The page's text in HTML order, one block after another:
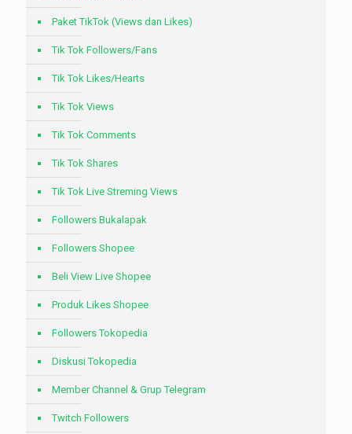
Paket TikTok (Views dan Likes)
Tik Tok Followers/Fans
Tik Tok Likes/Hearts
Tik Tok Views
Tik Tok Comments
Tik Tok Shares
Tik Tok Live Streming Views
Followers Bukalapak
Followers Shopee
Beli View Live Shopee
Produk Likes Shopee
Followers Tokopedia
Diskusi Tokopedia
Member Channel & Grup Telegram
Twitch Followers